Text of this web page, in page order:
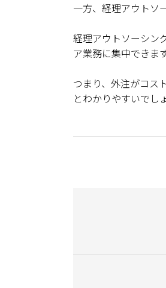
一方、経理アウトソ
経理アウトソーシン
ア業務に集中できます
つまり、外注がコス
とわかりやすいでし